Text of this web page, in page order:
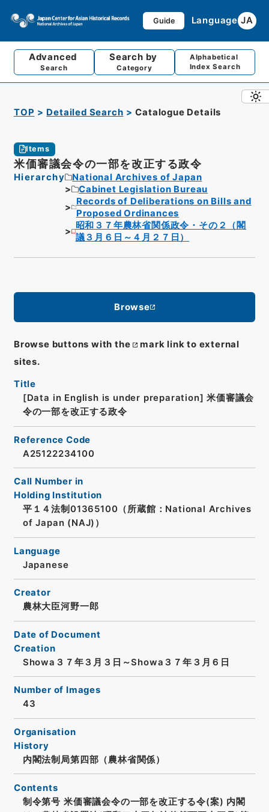
Guide Language JA
Advanced
Search
Search by
Category
Alphabetical
Index Search
TOP Detailed Search Catalogue Details
Items
米価審議会令の一部を改正する政令
Hierarchy
National Archives of Japan
Cabinet Legislation Bureau
Records of Deliberations on Bills and
Proposed Ordinances
昭和３７年農林省関係政令・その２（閣
議３月６日～４月２７日）
Browse
Browse buttons with the
mark link to external
sites.
Title
[Data in English is under preparation] 米価審議会
令の一部を改正する政令
Reference Code
A25122234100
Call Number in
Holding Institution
平１４法制01365100（所蔵館：National Archives
of Japan (NAJ)）
Language
Japanese
Creator
農林大臣河野一郎
Date of Document
Creation
Showa３７年３月３日～Showa３７年３月６日
Number of Images
43
Organisation
History
内閣法制局第四部（農林省関係）
Contents
制令第号 米価審議会令の一部を改正する令(案) 内閣